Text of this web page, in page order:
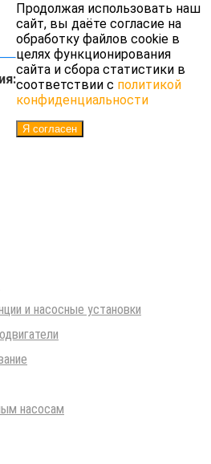
и насосные установки
насосам
Продолжая использовать наш
сайт, вы даёте согласие на
обработку файлов cookie в
целях функционирования
сайта и сбора статистики в
соответствии с политикой
конфиденциальности
Я согласен